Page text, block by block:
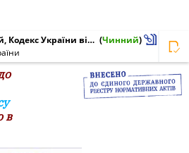
Кодекс податковий, Кодекс України від 02.12.2010 № 2755-VI (Чинний)